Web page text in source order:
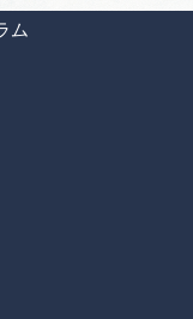
ム